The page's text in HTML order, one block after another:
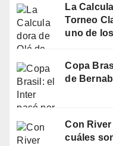
La
Torneo
uno de
Copa
de
Con
cuáles